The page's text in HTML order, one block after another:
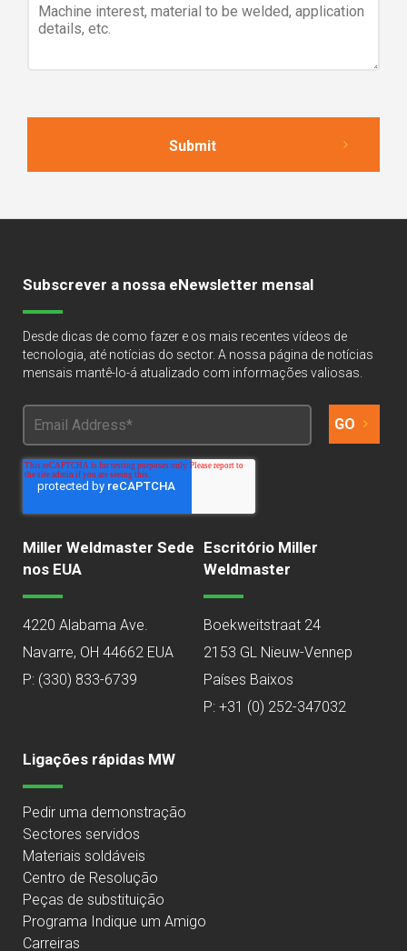
Subscrever a nossa eNewsletter mensal
Desde dicas de como fazer e os mais recentes vídeos de
tecnologia, até notícias do sector. A nossa página de notícias
mensais mantê-lo-á atualizado com informações valiosas.
Miller Weldmaster Sede
nos EUA
4220 Alabama Ave.
Navarre, OH 44662 EUA
P: (330) 833-6739
Escritório Miller
Weldmaster
Boekweitstraat 24
2153 GL Nieuw-Vennep
Países Baixos
P: +31 (0) 252-347032
Ligações rápidas MW
Pedir uma demonstração
Sectores servidos
Materiais soldáveis
Centro de Resolução
Peças de substituição
Programa Indique um Amigo
Carreiras